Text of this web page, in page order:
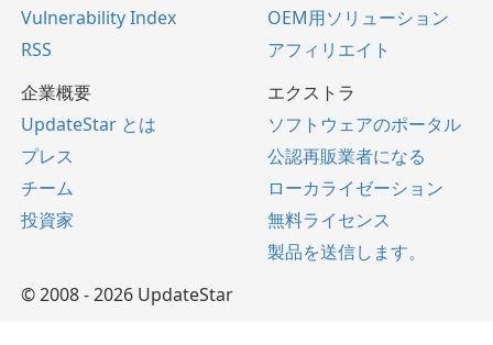
Vulnerability Index
RSS
OEM用ソリューション
アフィリエイト
企業概要
UpdateStar とは
プレス
チーム
投資家
エクストラ
ソフトウェアのポータル
公認再販業者になる
ローカライゼーション
無料ライセンス
製品を送信します。
© 2008 - 2026 UpdateStar